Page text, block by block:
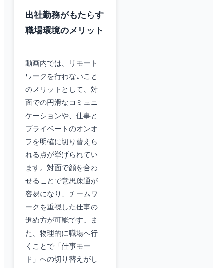
出社勤務がもたらす
職場環境のメリット
動画内では、リモート
ワークを行わないこと
のメリットとして、対
面での円滑なコミュニ
ケーションや、仕事と
プライベートのオンオ
フを明確に切り替えら
れる点が挙げられてい
ます。対面で顔を合わ
せることで意思疎通が
容易になり、チームワ
ークを重視した仕事の
進め方が可能です。ま
た、物理的に職場へ行
くことで「仕事モー
ド」への切り替えがし